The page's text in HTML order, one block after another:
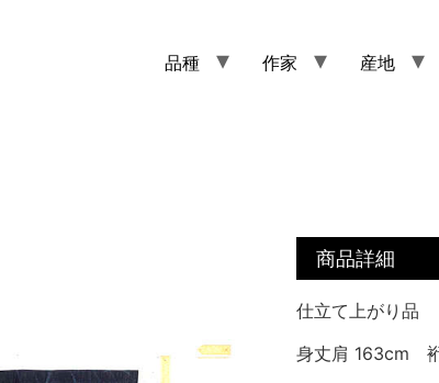
品種 作家 産地
商品詳細
仕立て上がり品
身丈肩 163cm